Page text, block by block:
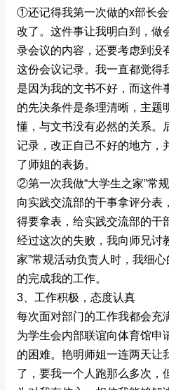
①还记得我第一次做的x部长
改了。这件事让我明白到，做
录会议的内容，还要考虑到没
这份会议记录。我一直都觉得
是因为我的文书不好，而这件
的先决条件是条理清晰，主题
懂，与文书没有必然的关系。
记录，改正自己不好的地方，
了师姐的表扬。
②第一次我做“大学生之家”常
向实践交流部的干事拿评分表
得要拿表，给实践交流部的干
经过这次的失败，我向师兄讨
家”常规活动负责人时，我细
的完成我的工作。
3、工作积极，态度认真
每次面对部门的工作我都会充
为学生会内部联谊向体育馆申
的困难。艳明师姐一连两天让
了，要我一个人跑那么多次，